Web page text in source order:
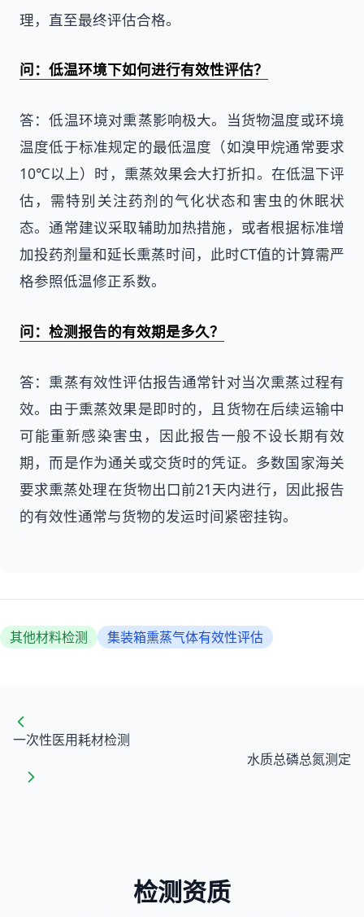
理，直至最终评估合格。
问：低温环境下如何进行有效性评估？
答：低温环境对熏蒸影响极大。当货物温度或环境
温度低于标准规定的最低温度（如溴甲烷通常要求
10℃以上）时，熏蒸效果会大打折扣。在低温下评
估，需特别关注药剂的气化状态和害虫的休眠状
态。通常建议采取辅助加热措施，或者根据标准增
加投药剂量和延长熏蒸时间，此时CT值的计算需严
格参照低温修正系数。
问：检测报告的有效期是多久？
答：熏蒸有效性评估报告通常针对当次熏蒸过程有
效。由于熏蒸效果是即时的，且货物在后续运输中
可能重新感染害虫，因此报告一般不设长期有效
期，而是作为通关或交货时的凭证。多数国家海关
要求熏蒸处理在货物出口前21天内进行，因此报告
的有效性通常与货物的发运时间紧密挂钩。
其他材料检测 集装箱熏蒸气体有效性评估
一次性医用耗材检测
水质总磷总氮测定
检测资质